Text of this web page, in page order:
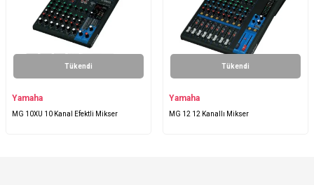
Tükendi
Yamaha
MG 10XU 10 Kanal Efektli Mikser
Tükendi
Yamaha
MG 12 12 Kanallı Mikser